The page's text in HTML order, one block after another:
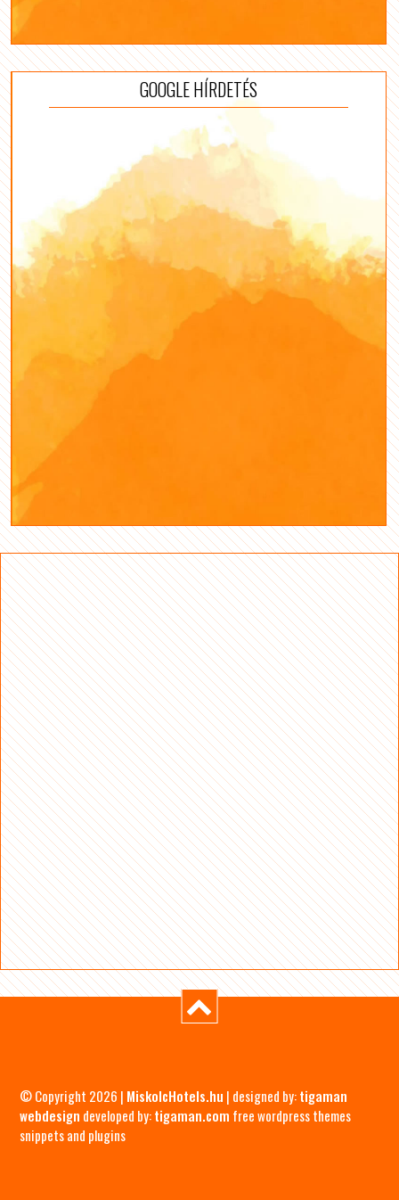
GOOGLE HÍRDETÉS
© Copyright 2026 | MiskolcHotels.hu | designed by:tigaman
webdesign developed by:tigaman.com free wordpress themes
snippets and plugins